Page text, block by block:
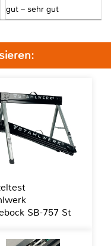
gut – sehr gut
SB-757 St